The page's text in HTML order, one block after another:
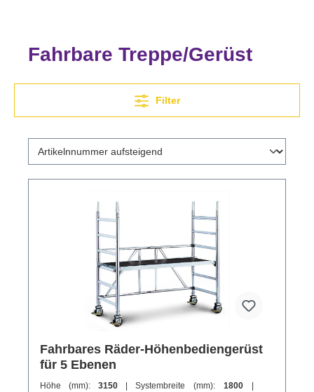
Fahrbare Treppe/Gerüst
Filter
Fahrbares Räder-Höhenbediengerüst
für 5 Ebenen
Höhe (mm): 3150 | Systembreite (mm): 1800 |